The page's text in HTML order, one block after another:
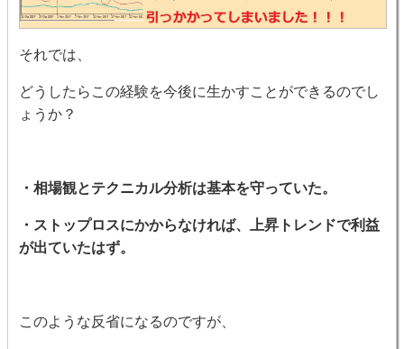
それでは、
どうしたらこの経験を今後に生かすことができるのでし
ょうか？
・相場観とテクニカル分析は基本を守っていた。
・ストップロスにかからなければ、上昇トレンドで利益
が出ていたはず。
このような反省になるのですが、